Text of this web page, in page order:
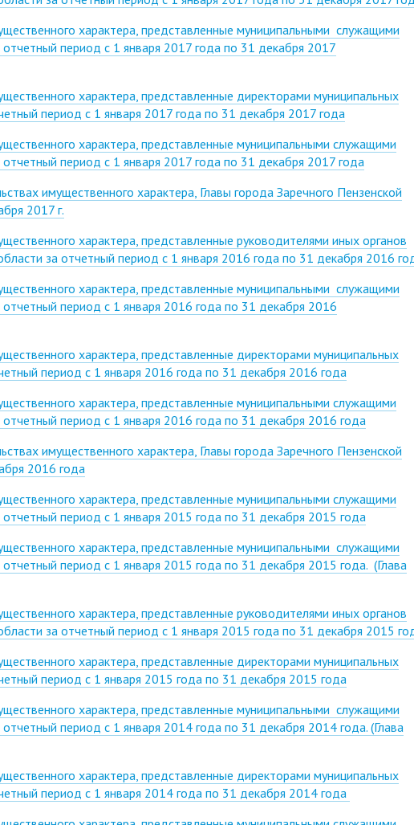
характера, представленные муниципальными служащими
период с 1 января 2017 года по 31 декабря 2017
характера, представленные директорами муниципальных
период с 1 января 2017 года по 31 декабря 2017 года
характера, представленные муниципальными служащими
период с 1 января 2017 года по 31 декабря 2017 года
имущественного характера, Главы города Заречного Пензенской
2017 г.
характера, представленные руководителями иных органов
за отчетный период с 1 января 2016 года по 31 декабря 2016
характера, представленные муниципальными служащими
период с 1 января 2016 года по 31 декабря 2016
характера, представленные директорами муниципальных
период с 1 января 2016 года по 31 декабря 2016 года
характера, представленные муниципальными служащими
период с 1 января 2016 года по 31 декабря 2016 года
имущественного характера, Главы города Заречного Пензенской
2016 года
характера, представленные муниципальными служащими
период с 1 января 2015 года по 31 декабря 2015 года
характера, представленные муниципальными служащими
период с 1 января 2015 года по 31 декабря 2015 года. (Глава
характера, представленные руководителями иных органов
за отчетный период с 1 января 2015 года по 31 декабря 2015
характера, представленные директорами муниципальных
период с 1 января 2015 года по 31 декабря 2015 года
характера, представленные муниципальными служащими
период с 1 января 2014 года по 31 декабря 2014 года. (Глава
характера, представленные директорами муниципальных
период с 1 января 2014 года по 31 декабря 2014 года